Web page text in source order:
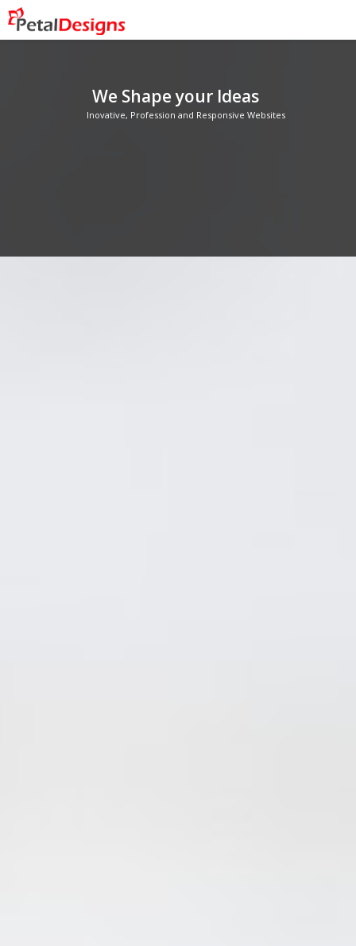
We Shape your Ideas
Inovative, Profession and Responsive Websites